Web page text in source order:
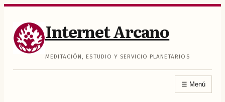
Saltar
contenido Internet Arcano
MEDITACIÓN, ESTUDIO Y SERVICIO PLANETARIOS
☰ Menú